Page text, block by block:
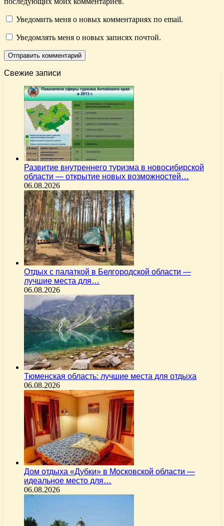
Уведомить меня о новых комментариях по email.
Уведомлять меня о новых записях почтой.
Свежие записи
Развитие внутреннего туризма в новосибирской
области — открытие новых возможностей…
06.08.2026
Отдых с палаткой в Белгородской области —
лучшие места для…
06.08.2026
Тюменская область: лучшие места для отдыха
06.08.2026
Дом отдыха «Дубки» в Московской области —
идеальное место для…
06.08.2026